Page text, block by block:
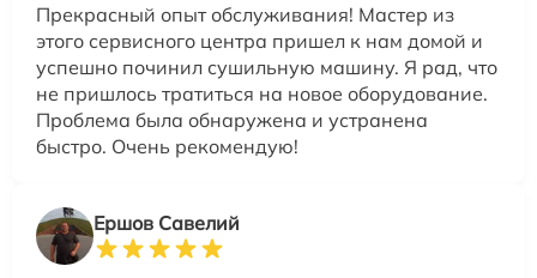
Прекрасный опыт обслуживания! Мастер из
этого сервисного центра пришел к нам домой и
успешно починил сушильную машину. Я рад, что
не пришлось тратиться на новое оборудование.
Проблема была обнаружена и устранена
быстро. Очень рекомендую!
Ершов Савелий